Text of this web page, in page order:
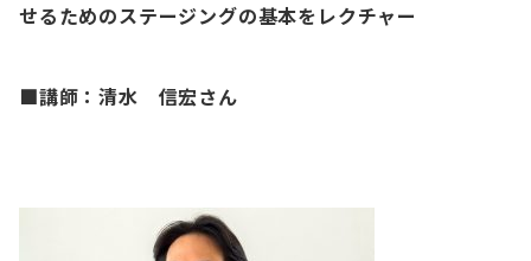
せるためのステージングの基本をレクチャー
■講師：清水 信宏さん